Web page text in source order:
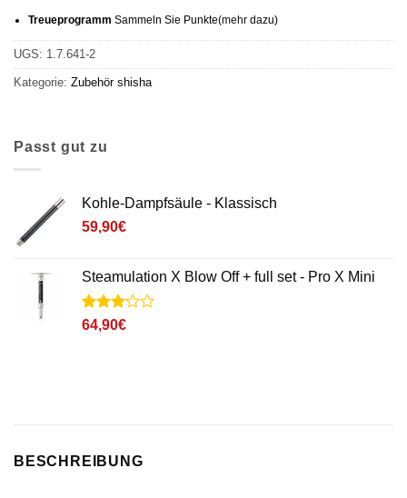
Treueprogramm Sammeln Sie Punkte(mehrdazu)
UGS: 1.7.641-2
Kategorie: Zubehör shisha
Passt gut zu
Kohle-Dampfsäule - Klassisch
59,90€
Steamulation X Blow Off + full set - Pro X Mini
Noté3
1
64,90€
BESCHREIBUNG